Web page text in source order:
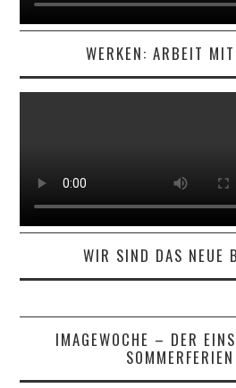
WERKEN: ARBEIT
WIR SIND DAS NEUE
IMAGEWOCHE – DER